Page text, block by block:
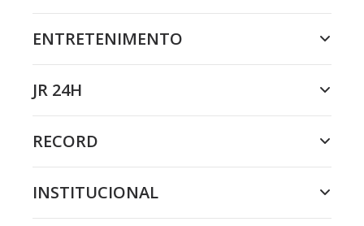
ENTRETENIMENTO
JR 24H
RECORD
INSTITUCIONAL